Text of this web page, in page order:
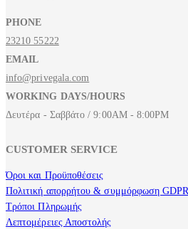
PHONE
23210 55222
EMAIL
info@privegala.com
WORKING DAYS/HOURS
Δευτέρα - Σαββάτο / 9:00AM - 8:00PM
CUSTOMER SERVICE
Όροι και Προϋποθέσεις
Πολιτική απορρήτου & συμμόρφωση
Τρόποι Πληρωμής
Λεπτομέρειες Αποστολής